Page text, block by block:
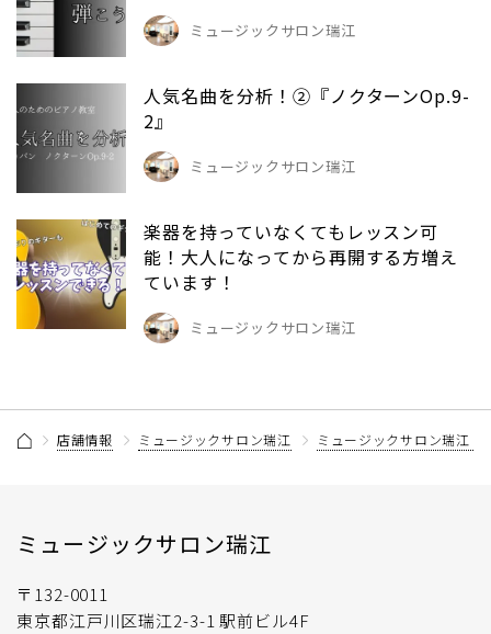
ミュージックサロン瑞江
人気名曲を分析！②『ノクターンOp.9-
2』
ミュージックサロン瑞江
楽器を持っていなくてもレッスン可
能！大人になってから再開する方増え
ています！
ミュージックサロン瑞江
店舗情報 ミュージックサロン瑞江 ミュージックサロン瑞江
ミュージックサロン瑞江
〒132-0011
東京都江戸川区瑞江2-3-1 駅前ビル4F